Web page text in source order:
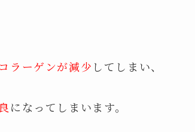
コラーゲンが減少 してしまい、
になってしまいます。